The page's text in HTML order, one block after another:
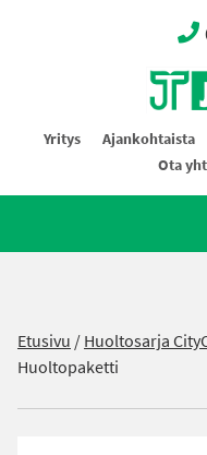
Oy J-
Yritys Ajankohtaista
Ota
Etusivu /Huoltosarja
Huoltopaketti